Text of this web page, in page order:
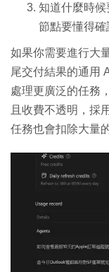
知道什麼時
節點要懂得確
如果你需要進行大
尾交付結果的通用
處理更廣泛的任務
且收費不透明，採
任務也會扣除大量